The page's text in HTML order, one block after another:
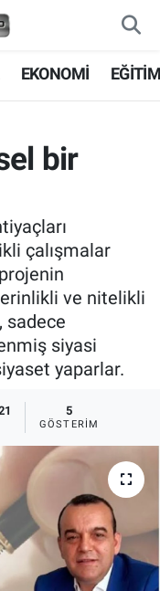
EKONOMİ
bir
çalışmalar
ve nitelikli
sadece
siyasi
yaparlar.
5
GÖSTERIM